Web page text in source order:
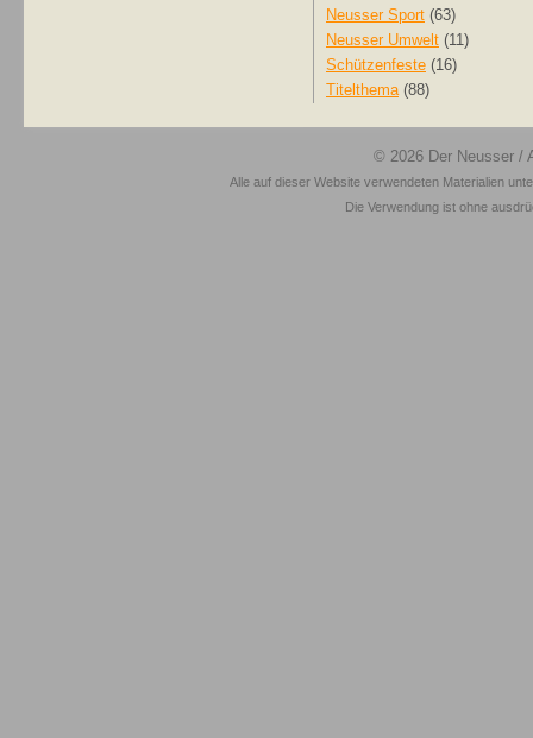
Neusser Sport (63)
Neusser Umwelt (11)
Schützenfeste (16)
Titelthema(88)
© 2026 Der Neusser /
Alle auf dieser Website verwendeten Materialien
Die Verwendung ist ohne